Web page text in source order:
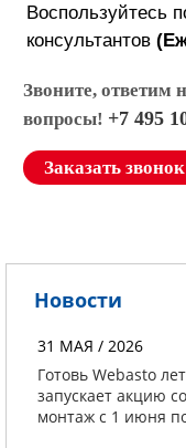
Воспользуйтесь
консультантов (
Звоните, ответим
вопросы! +7 495
Заказать звонок
Новости
31 МАЯ / 2026
Готовь Webasto
запускает акцию
монтаж с 1 июня